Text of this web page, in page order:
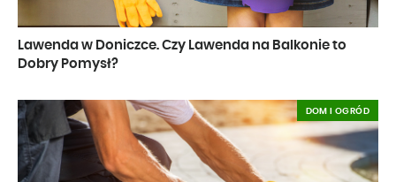
Lawenda w Doniczce. Czy Lawenda na Balkonie to
Dobry Pomysł?
DOM I OGRÓD